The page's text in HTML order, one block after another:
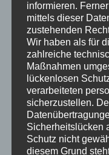
Dorffest 2014
Neues beim Dorffest in
Dorffest veranstaltet der
Juli mit einigen
„Mensch ärgere dich
12. Juli um 18 Uhr.
Tel. 02261/72449 oder
informieren.
mittels dieser
zustehenden
Wir haben als für
zahlreiche
Maßnahmen
lückenlosen
verarbeiteten
sicherzustellen.
Sicherheitslücken
Schutz nicht
diesem Grund